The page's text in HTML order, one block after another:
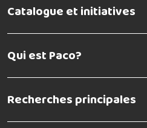
Catalogue et initiatives
Qui est Paco?
Recherches principales